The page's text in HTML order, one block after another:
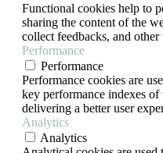
Functional cookies help to
sharing the content of the
collect feedbacks, and
Performance
Performance
Performance cookies are
key performance indexes
delivering a better user
Analytics
Analytics